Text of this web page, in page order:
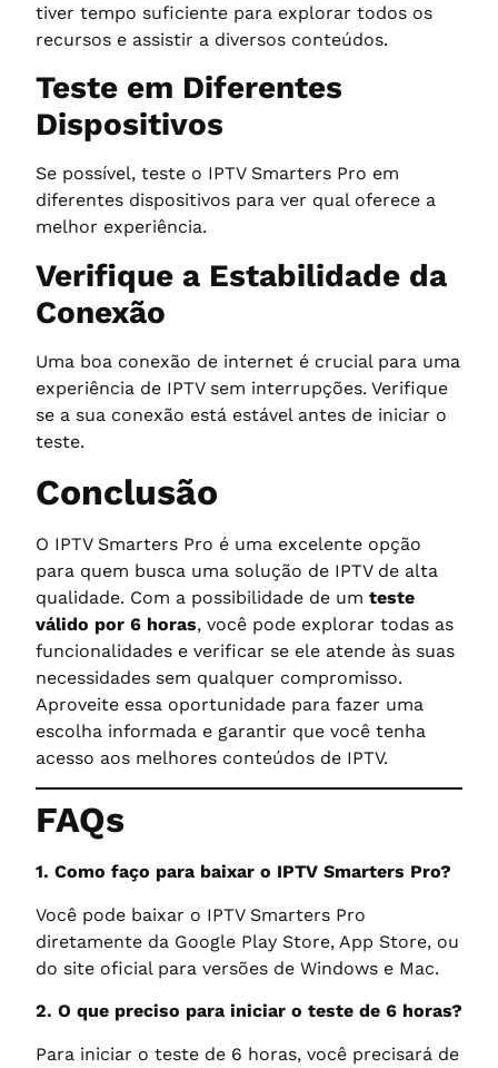
tiver tempo suficiente para explorar todos os
recursos e assistir a diversos conteúdos.
Teste em Diferentes
Dispositivos
Se possível, teste o IPTV Smarters Pro em
diferentes dispositivos para ver qual oferece a
melhor experiência.
Verifique a Estabilidade da
Conexão
Uma boa conexão de internet é crucial para uma
experiência de IPTV sem interrupções. Verifique
se a sua conexão está estável antes de iniciar o
teste.
Conclusão
O IPTV Smarters Pro é uma excelente opção
para quem busca uma solução de IPTV de alta
qualidade. Com a possibilidade de um teste
válido por 6 horas, você pode explorar todas as
funcionalidades e verificar se ele atende às suas
necessidades sem qualquer compromisso.
Aproveite essa oportunidade para fazer uma
escolha informada e garantir que você tenha
acesso aos melhores conteúdos de IPTV.
FAQs
1. Como faço para baixar o IPTV Smarters Pro?
Você pode baixar o IPTV Smarters Pro
diretamente da Google Play Store, App Store, ou
do site oficial para versões de Windows e Mac.
2. O que preciso para iniciar o teste de 6 horas?
Para iniciar o teste de 6 horas, você precisará de